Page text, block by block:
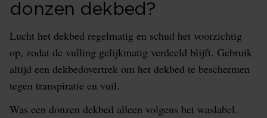
donzen dekbed?
Lucht het dekbed regelmatig en schud het voorzichtig
op, zodat de vulling gelijkmatig verdeeld blijft. Gebruik
altijd een dekbedovertrek om het dekbed te beschermen
tegen transpiratie en vuil.
Was een donzen dekbed alleen volgens het waslabel.